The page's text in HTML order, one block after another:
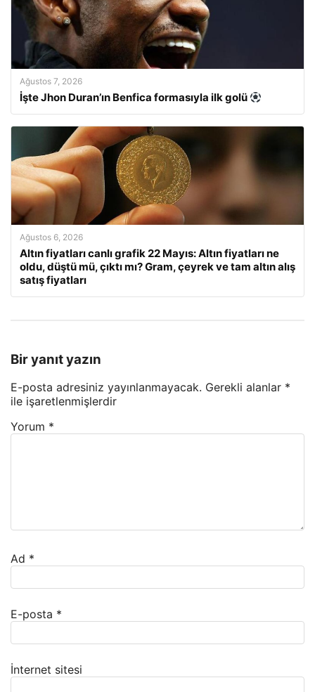
Ağustos 7, 2026
İşte Jhon Duran’ın Benfica formasıyla ilk golü
Ağustos 6, 2026
Altın fiyatları canlı grafik 22 Mayıs: Altın fiyatları ne
oldu, düştü mü, çıktı mı? Gram, çeyrek ve tam altın alış
satış fiyatları
Bir yanıt yazın
E-posta adresiniz yayınlanmayacak. Gerekli alanlar *
ile işaretlenmişlerdir
Yorum *
Ad *
E-posta *
İnternet sitesi